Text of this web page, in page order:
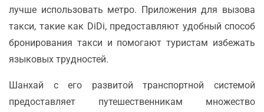
лучше использовать метро. Приложения для вызова
такси, такие как DiDi, предоставляют удобный способ
бронирования такси и помогают туристам избежать
языковых трудностей.
Шанхай с его развитой транспортной системой
предоставляет путешественникам множество